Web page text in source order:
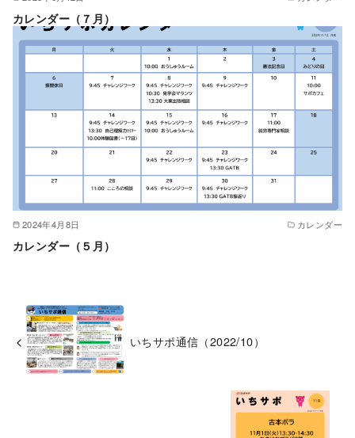
カレンダー（７月）
2024年4月8日 カレンダー
カレンダー（５月）
いちサポ通信（2022/10）